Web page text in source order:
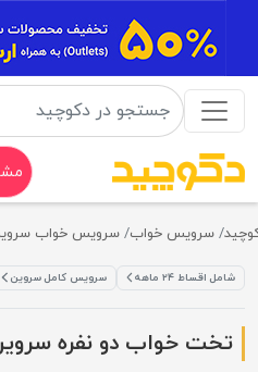
سرویس خواب سرویس خواب سروین
اقساط ۲۴ ماهه سرویس کامل سروین
خواب دو نفره سروین